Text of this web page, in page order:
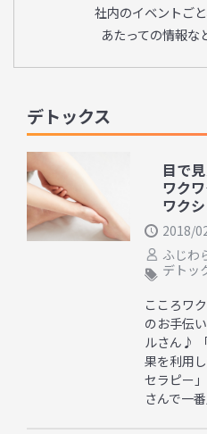
社内のイベントご
あたっての情報な
デトックス
目で
ワク
ワク
2018/
ふじわ
デトッ
こころワ
のお手伝
ルさん♪
果を利用
セラピー
さんで一